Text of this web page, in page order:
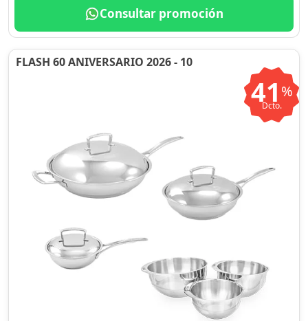
Consultar promoción
FLASH 60 ANIVERSARIO 2026 - 10
41 %
Dcto.